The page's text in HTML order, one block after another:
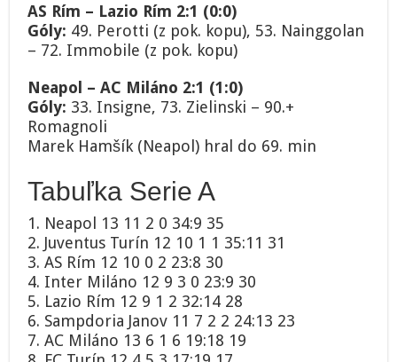
AS Rím – Lazio Rím 2:1 (0:0)
Góly: 49. Perotti (z pok. kopu), 53. Nainggolan
– 72. Immobile (z pok. kopu)
Neapol – AC Miláno 2:1 (1:0)
Góly: 33. Insigne, 73. Zielinski – 90.+
Romagnoli
Marek Hamšík (Neapol) hral do 69. min
Tabuľka Serie A
1. Neapol 13 11 2 0 34:9 35
2. Juventus Turín 12 10 1 1 35:11 31
3. AS Rím 12 10 0 2 23:8 30
4. Inter Miláno 12 9 3 0 23:9 30
5. Lazio Rím 12 9 1 2 32:14 28
6. Sampdoria Janov 11 7 2 2 24:13 23
7. AC Miláno 13 6 1 6 19:18 19